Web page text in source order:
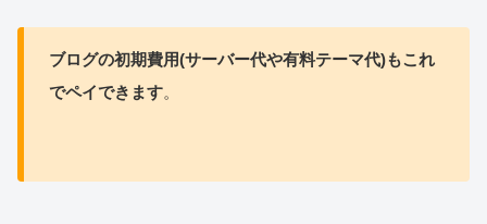
ブログの初期費用(サーバー代や有料テーマ代)もこれ
でペイできます。